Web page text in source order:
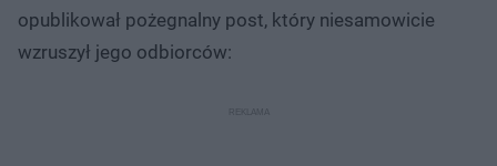
opublikował pożegnalny post, który niesamowicie
wzruszył jego odbiorców: